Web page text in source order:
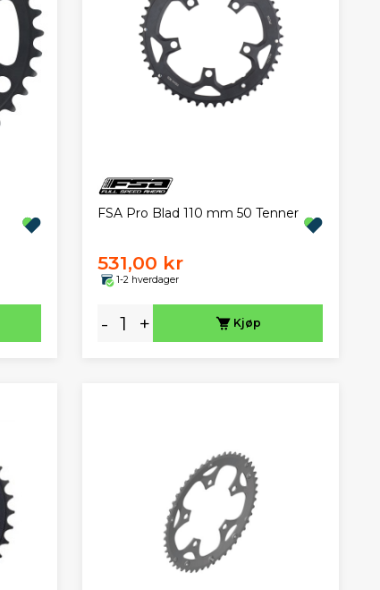
FSA Pro Blad 110 mm 50 Tenner
531,00 kr
1-2 hverdager
- + Kjøp